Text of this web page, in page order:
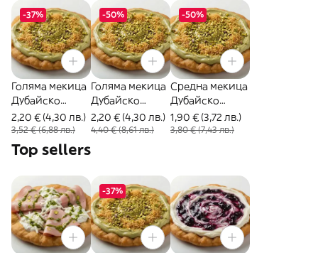
-37%
Голяма мекица
Дубайско
изкушение
2,20 € (4,30 лв.)
3,52 € (6,88 лв.)
-50%
Голяма мекица
Дубайско
изкушение
2,20 € (4,30 лв.)
4,40 € (8,61 лв.)
-50%
Средна мекица
Дубайско
изкушение
1,90 € (3,72 лв.)
3,80 € (7,43 лв.)
Top sellers
-37%